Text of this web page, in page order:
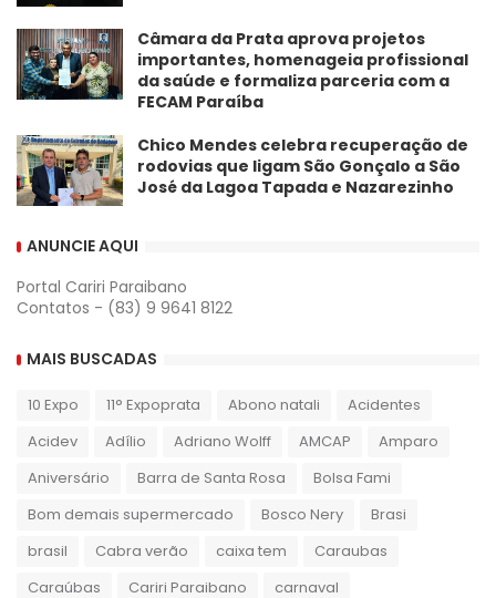
​Câmara da Prata aprova projetos
importantes, homenageia profissional
da saúde e formaliza parceria com a
FECAM Paraíba
Chico Mendes celebra recuperação de
rodovias que ligam São Gonçalo a São
José da Lagoa Tapada e Nazarezinho
ANUNCIE AQUI
Portal Cariri Paraibano
Contatos - (83) 9 9641 8122
MAIS BUSCADAS
10 Expo 11° Expoprata Abono natali
Acidentes
Acidev
Adílio Adriano Wolff AMCAP
Amparo
Aniversário
Barra de Santa Rosa
Bolsa Fami
Bom demais supermercado
Bosco Nery
Brasi
brasil
Cabra verão caixa tem
Caraubas
Caraúbas
Cariri Paraibano
carnaval